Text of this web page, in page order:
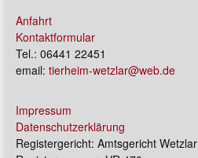
Anfahrt
Kontaktformular
Tel.: 06441 22451
email: tierheim-wetzlar@web.de
Impressum
Datenschutzerklärung
Registergericht: Amtsgericht Wetzlar